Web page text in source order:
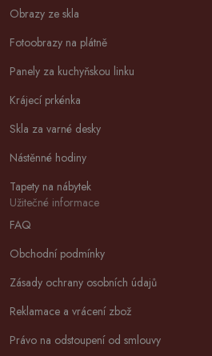
Obrazy ze skla
Fotoobrazy na plátně
Panely za kuchyňskou linku
Krájecí prkénka
Skla za varné desky
Nástěnné hodiny
Tapety na nábytek
Užitečné informace
FAQ
Obchodní podmínky
Zásady ochrany osobních údajů
Reklamace a vrácení zbož
Právo na odstoupení od smlouvy